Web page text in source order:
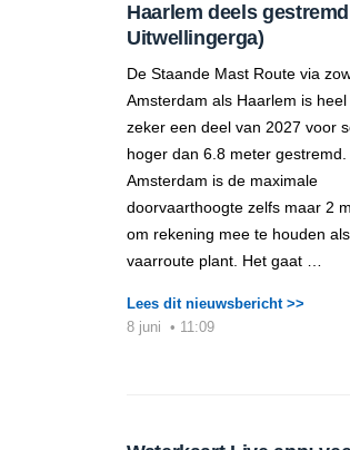
Haarlem deels
Uitwellingerga)
De Staande Mast Route via
Amsterdam als Haarlem is
zeker een deel van 2027 voor
hoger dan 6.8 meter
Amsterdam is de maximale
doorvaarthoogte zelfs maar 2
om rekening mee te houden
vaarroute plant. Het gaat …
Lees dit nieuwsbericht >>
8 juni • 11:09